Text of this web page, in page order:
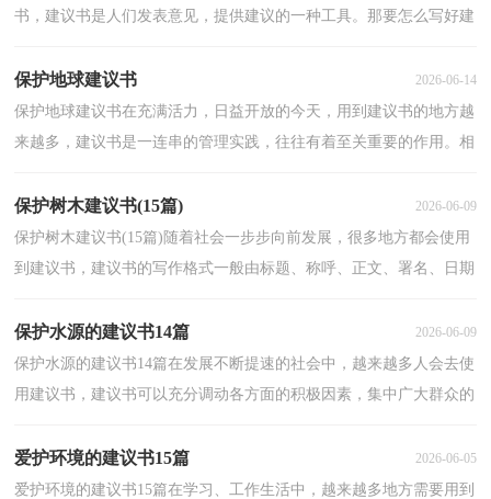
书，建议书是人们发表意见，提供建议的一种工具。那要怎么写好建
保护地球建议书 2026-06-14
保护地球建议书在充满活力，日益开放的今天，用到建议书的地方越
来越多，建议书是一连串的管理实践，往往有着至关重要的作用。相
保护树木建议书(15篇) 2026-06-09
保护树木建议书(15篇)随着社会一步步向前发展，很多地方都会使用
到建议书，建议书的写作格式一般由标题、称呼、正文、署名、日期
保护水源的建议书14篇 2026-06-09
保护水源的建议书14篇在发展不断提速的社会中，越来越多人会去使
用建议书，建议书可以充分调动各方面的积极因素，集中广大群众的
爱护环境的建议书15篇 2026-06-05
爱护环境的建议书15篇在学习、工作生活中，越来越多地方需要用到